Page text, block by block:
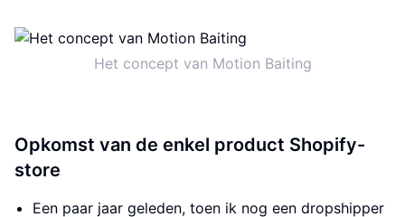
Het concept van Motion Baiting
Opkomst van de enkel product Shopify-
store
Een paar jaar geleden, toen ik nog een dropshipper